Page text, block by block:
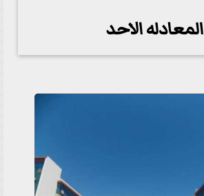
المعادله الاحد